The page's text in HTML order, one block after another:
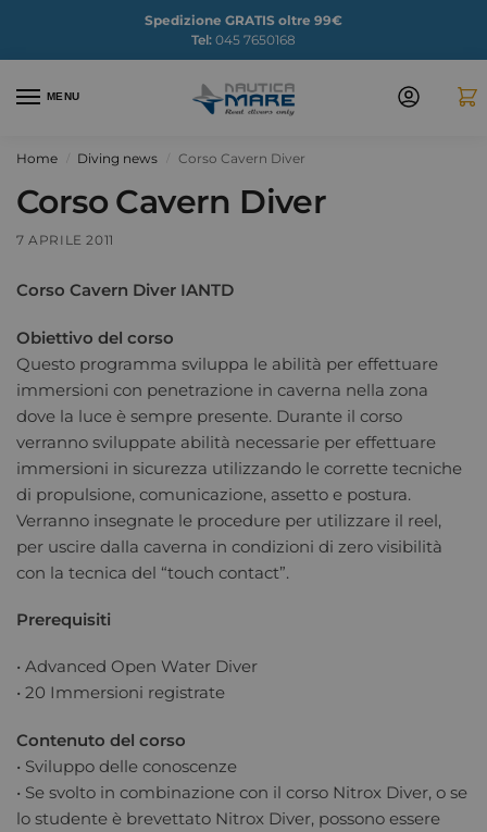
Spedizione GRATIS oltre 99€
Tel: 045 7650168
MENU
Home Diving news Corso Cavern Diver
Corso Cavern Diver
7 APRILE 2011
Corso Cavern Diver IANTD
Obiettivo del corso
Questo programma sviluppa le abilità per effettuare
immersioni con penetrazione in caverna nella zona
dove la luce è sempre presente. Durante il corso
verranno sviluppate abilità necessarie per effettuare
immersioni in sicurezza utilizzando le corrette tecniche
di propulsione, comunicazione, assetto e postura.
Verranno insegnate le procedure per utilizzare il reel,
per uscire dalla caverna in condizioni di zero visibilità
con la tecnica del “touch contact”.
Prerequisiti
• Advanced Open Water Diver
• 20 Immersioni registrate
Contenuto del corso
• Sviluppo delle conoscenze
• Se svolto in combinazione con il corso Nitrox Diver, o se
lo studente è brevettato Nitrox Diver, possono essere